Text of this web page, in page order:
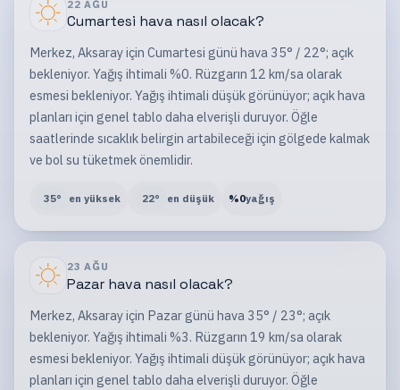
22 AĞU
Cumartesi hava nasıl olacak?
Merkez, Aksaray için Cumartesi günü hava 35° / 22°; açık
bekleniyor. Yağış ihtimali %0. Rüzgarın 12 km/sa olarak
esmesi bekleniyor. Yağış ihtimali düşük görünüyor; açık hava
planları için genel tablo daha elverişli duruyor. Öğle
saatlerinde sıcaklık belirgin artabileceği için gölgede kalmak
ve bol su tüketmek önemlidir.
35° en yüksek 22° en düşük %0yağış
23 AĞU
Pazarhava nasıl olacak?
Merkez, Aksaray için Pazar günü hava 35° / 23°; açık
bekleniyor. Yağış ihtimali %3. Rüzgarın 19 km/sa olarak
esmesi bekleniyor. Yağış ihtimali düşük görünüyor; açık hava
planları için genel tablo daha elverişli duruyor. Öğle